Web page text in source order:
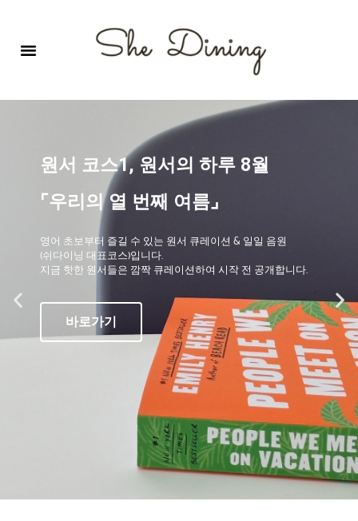
원서 코스1, 원서의 하루 8월
⌜우리의 열 번째 여름⌟
영어 초보부터 즐길 수 있는 원서 큐레이션 & 일일 음원
(쉬다이닝 대표코스)입니다.
지금 핫한 원서들은 깜짝 큐레이션하여 시작 전 공개합니다.
바로가기